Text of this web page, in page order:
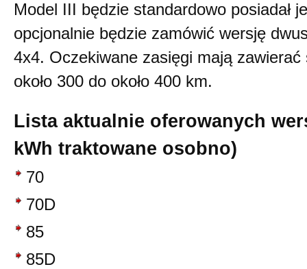
Model III będzie standardowo posiadał
opcjonalnie będzie zamówić wersję
4x4. Oczekiwane zasięgi mają
około 300 do około 400 km.
Lista aktualnie oferowanych
kWh traktowane osobno)
70
70D
85
85D